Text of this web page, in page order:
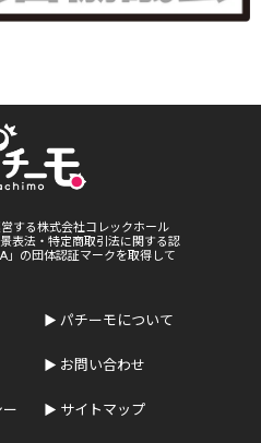
する株式会社コレックホール
表法・特定商取引法に関する認
」の団体認証マークを取得して
パチーモについて
お問い合わせ
サイトマップ